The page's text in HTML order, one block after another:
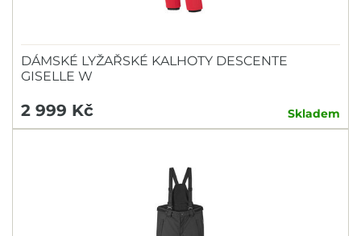
DÁMSKÉ LYŽAŘSKÉ KALHOTY DESCENTE
GISELLE W
2 999 Kč Skladem